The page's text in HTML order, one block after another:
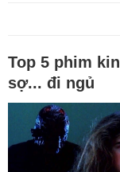
Top 5 phim
sợ... đi ngủ